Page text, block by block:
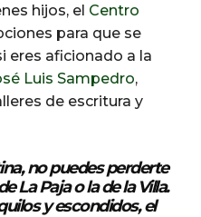
hijos, el Centro
para que se
eres aficionado a la
Luis Sampedro,
de escritura y
no puedes perderte
La Pajao la de la Villa.
y escondidos, el